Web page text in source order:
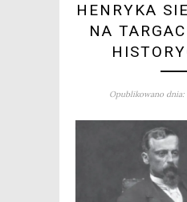
HENRYKA
NA
Opublikowano dnia: